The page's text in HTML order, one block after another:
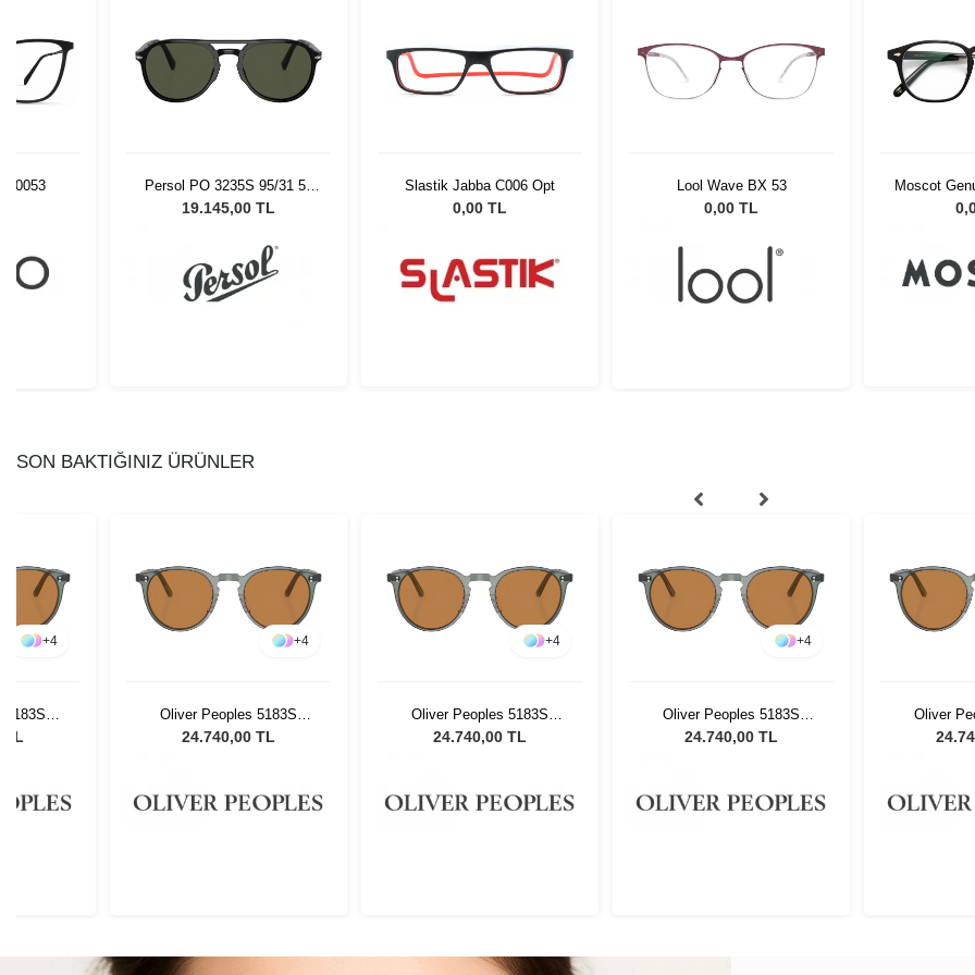
Persol PO 3235S 95/31 55
Unisex Güneş Gözlüğü
19.145,00 TL
Slastik Jabba C006 Opt
0,00 TL
Lool Wave BX 53
0,00 TL
Moscot
Gold
SON BAKTIĞINIZ ÜRÜNLER
+4
5183S
Güneş
TL
+4
Oliver Peoples 5183S
178253 - 48 Unisex Güneş
24.740,00 TL
+4
Oliver Peoples 5183S
178253 - 48 Unisex Güneş
24.740,00 TL
+4
Oliver Peoples 5183S
178253 - 48 Unisex Güneş
24.740,00 TL
Oliver
178253 -